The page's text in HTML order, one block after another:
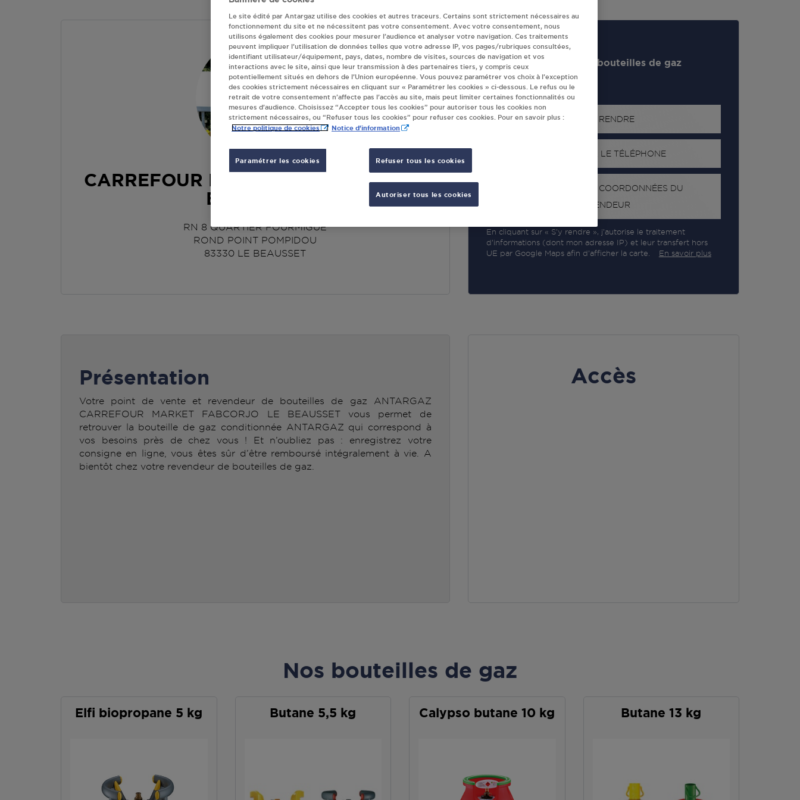
CARREFOUR MARKET FABCORJO LE
BEAUSSET
RN 8 QUARTIER FOURMIGUE
ROND POINT POMPIDOU
83330 LE BEAUSSET
Revendeur de bouteilles de gaz
S'Y RENDRE
AFFICHER LE TÉLÉPHONE
RECEVOIR LES COORDONNÉES DU
REVENDEUR
En cliquant sur « S’y rendre », j’autorise le traitement
d’informations (dont mon adresse IP) et leur transfert hors
UE par Google Maps afin d’afficher la carte.
En savoir plus
Accès
Présentation
Votre point de vente et revendeur de bouteilles de gaz ANTARGAZ
CARREFOUR MARKET FABCORJO LE BEAUSSET vous permet de
retrouver la bouteille de gaz conditionnée ANTARGAZ qui correspond à
vos besoins près de chez vous ! Et n’oubliez pas : enregistrez votre
consigne en ligne, vous êtes sûr d’être remboursé intégralement à vie. A
bientôt chez votre revendeur de bouteilles de gaz.
Nos bouteilles de gaz
Elfi biopropane 5 kg Butane 5,5 kg Calypso butane 10 kg Butane 13 kg
Le site édité par Antargaz utilise des cookies et autres traceurs. Certains sont strictement nécessaires au
fonctionnement du site et ne nécessitent pas votre consentement. Avec votre consentement, nous
utilisons également des cookies pour mesurer l’audience et analyser votre navigation. Ces traitements
peuvent impliquer l’utilisation de données telles que votre adresse IP, vos pages/rubriques consultées,
identifiant utilisateur/équipement, pays, dates, nombre de visites, sources de navigation et vos
interactions avec le site, ainsi que leur transmission à des partenaires tiers, y compris ceux
potentiellement situés en dehors de l’Union européenne. Vous pouvez paramétrer vos choix à l’exception
des cookies strictement nécessaires en cliquant sur « Paramétrer les cookies » ci-dessous. Le refus ou le
retrait de votre consentement n’affecte pas l’accès au site, mais peut limiter certaines fonctionnalités ou
mesures d’audience. Choisissez “Accepter tous les cookies” pour autoriser tous les cookies non
strictement nécessaires, ou “Refuser tous les cookies” pour refuser ces cookies. Pour en savoir plus :
Notre politique de cookies Notice d'information
Paramétrer les cookies Refuser tous les cookies
Autoriser tous les cookies